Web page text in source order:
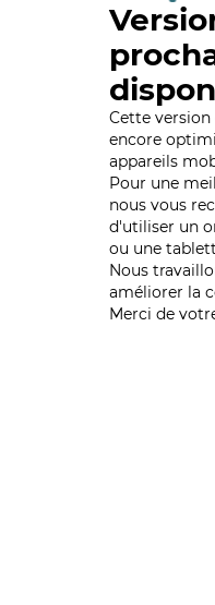
Cette version
encore
appareils
Pour une
nous vous
d'utiliser un
ou une
Nous
améliorer la
Merci de